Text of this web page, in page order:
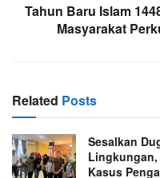
Tahun Baru Islam
Masyarakat
Related Posts
Sesalkan
Lingkungan,
Kasus